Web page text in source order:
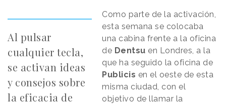
Al pulsar
cualquier tecla,
se activan ideas
y consejos sobre
la eficacia de
Como parte de la activación,
esta semana se colocaba
una cabina frente a la oficina
de Dentsu en Londres, a la
que ha seguido la oficina de
Publicis en el oeste de esta
misma ciudad, con el
objetivo de llamar la